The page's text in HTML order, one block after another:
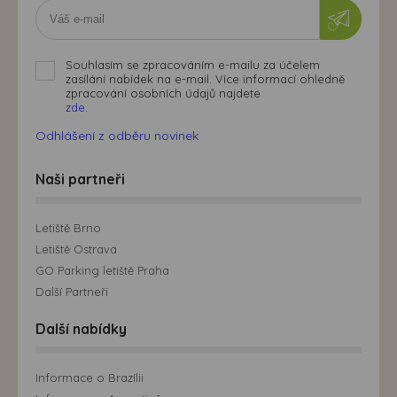
Souhlasím se zpracováním e-mailu za účelem
zasílání nabídek na e-mail. Více informací ohledně
zpracování osobních údajů najdete
zde.
Odhlášení z odběru novinek
Naši partneři
Letiště Brno
Letiště Ostrava
GO Parking letiště Praha
Další Partneři
Další nabídky
Informace o Brazílii